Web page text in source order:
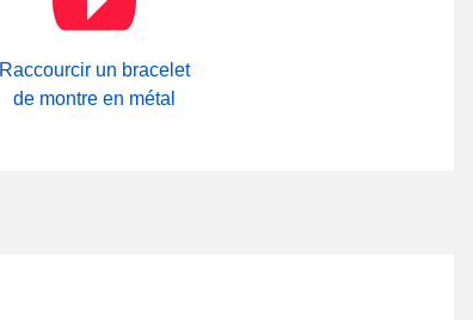
Raccourcir un bracelet
de montre en métal